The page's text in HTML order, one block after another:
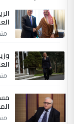
الموضوع :
مضجعيك
سردار
التعليق :
جنسية
ابا فرات ...
الموضوع :
مضجعيك يابن
منذ 5
العالم
منذ 5
منذ 6